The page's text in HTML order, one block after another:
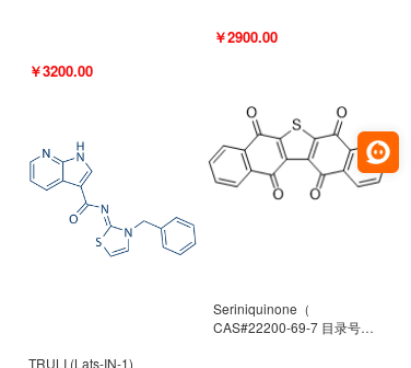
￥3200.00
TRULI (Lats-IN-1)
￥2900.00
Seriniquinone（
CAS#22200-69-7 目录号